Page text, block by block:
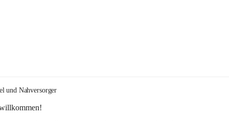
und Nahversorger